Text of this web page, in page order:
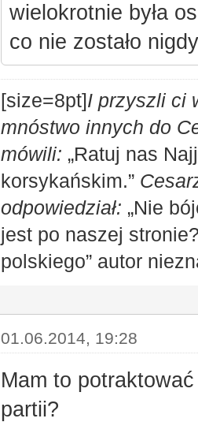
wielokrotnie była
co nie zostało
[size=8pt]I przyszli ci
mnóstwo innych do
mówili: „Ratuj nas
korsykańskim.”
odpowiedział: „Nie
jest po naszej
polskiego” autor
01.06.2014, 19:28
Mam to
partii?